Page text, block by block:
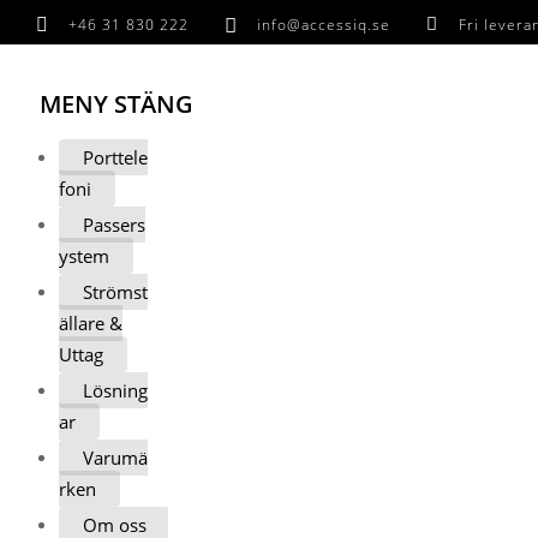
 +46 31 830 222  info@accessiq.se  Fri
MENY STÄNG
Porttele
foni
Passers
ystem
Strömst
ällare &
Uttag
Lösning
ar
Varumä
rken
Om oss